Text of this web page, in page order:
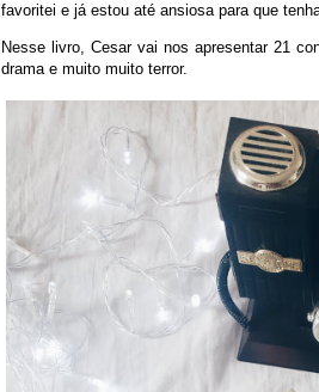
favoritei e já estou até ansiosa para que
Nesse livro, Cesar vai nos apresentar 21
drama e muito muito terror.